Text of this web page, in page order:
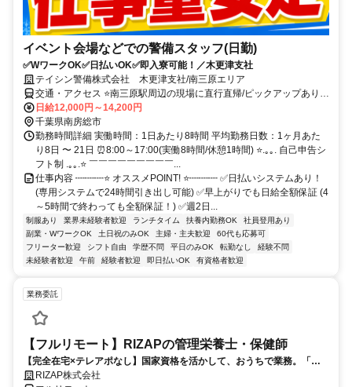
イベント会場などでの警備スタッフ(日勤)
✅WワークOK✅日払いOK✅即入寮可能！／木更津支社
テイシン警備株式会社 木更津支社/南三原エリア
交通・アクセス ⭐南三原駅周辺の現場に直行直帰/ピックアップあり！
移動の心配は不要です♪
日給12,000円～14,200円
千葉県南房総市
勤務時間詳細 実働時間：1日あたり8時間 平均勤務日数：1ヶ月あた
り8日 〜 21日 ⏰8:00～17:00(実働8時間/休憩1時間) ⭐.｡｡. 自己申告シ
フト制 .｡｡.⭐ ￣￣￣￣￣￣￣￣￣...
仕事内容 ┉┉┉⭐ オススメPOINT! ⭐┉┉┉ ✅日払いシステムあり！
(専用システムで24時間引き出し可能) ✅早上がりでも日給全額保証 (4
～5時間で終わっても全額保証！) ✅週2日...
制服あり 業界未経験者歓迎 ランチタイム 扶養内勤務OK
社員登用あり
副業・WワークOK
土日祝のみOK 主婦・主夫歓迎
60代も応募可
フリーター歓迎
シフト自由 学歴不問 平日のみOK 転勤なし
経験不問
未経験者歓迎
午前 経験者歓迎 即日払いOK 有資格者歓迎
業務委託
【フルリモート】RIZAPの管理栄養士・保健師
【完全在宅×テレアポなし】国家資格を活かして、おうちで業務。「も
う一つの安心」を。主婦・Wワーカー活躍中！「平日の日中だけ」「夕
RIZAP株式会社